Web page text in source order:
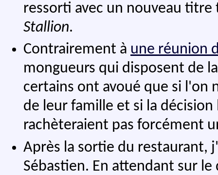
ressorti avec un nouveau titre
Stallion.
Contrairement à une réunion
mongueurs qui disposent de
certains ont avoué que si l'on
de leur famille et si la
rachèteraient pas forcément
Après la sortie du restaurant,
Sébastien. En attendant sur